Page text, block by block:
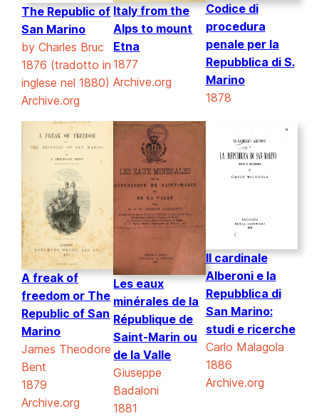
The Republic of
San Marino
by Charles Bruc
1876 (tradotto in
inglese nel 1880)
Archive.org
Italy from the
Alps to mount
Etna
1877
Archive.org
Codice di
procedura
penale per la
Repubblica di S.
Marino
1878
A freak of
freedom or The
Republic of San
Marino
James Theodore
Bent
1879
Archive.org
Les eaux
minérales de la
République de
Saint-Marin ou
de la Valle
Giuseppe
Badaloni
1881
Il cardinale
Alberoni e la
Repubblica di
San Marino:
studi e ricerche
Carlo Malagola
1886
Archive.org